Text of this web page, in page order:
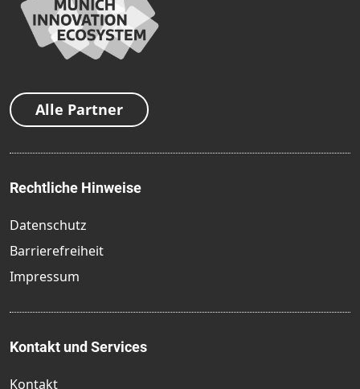
Alle Partner
Rechtliche Hinweise
Datenschutz
Barrierefreiheit
Impressum
Kontakt und Services
Kontakt